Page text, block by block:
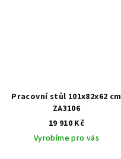
Pracovní stůl 101x82x62 cm
ZA3106
19 910 Kč
Vyrobíme pro vás